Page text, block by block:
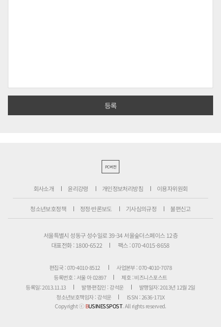
PC버전
회사소개 윤리강령 개인정보처리방침 이용자위원회
청소년보호정책 정정·반론보도 기사심의규정 불편신고
서울특별시 성동구 성수일로 39-34 서울숲더스페이스 12층
대표전화 : 1800-6522
팩스 : 070-4015-8658
편집국 : 070-4010-8512
사업본부 : 070-4010-7078
등록번호 : 서울 아 02897
제호 : 비즈니스포스트
등록일: 2013.11.13
발행·편집인 : 강석운
발행일자: 2013년 12월 2일
청소년보호책임자 : 강석운
ISSN : 2636-171X
Copyright ⓒBUSINESSPOST. All rights reserved.